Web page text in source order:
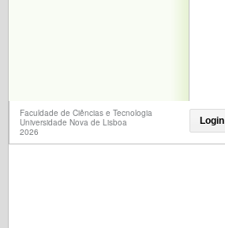
Faculdade de Ciências e Tecnologia
Universidade Nova de Lisboa
2026
Login